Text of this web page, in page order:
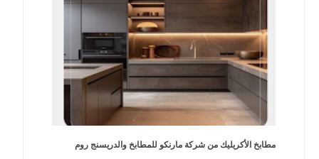
مطابخ الأكريليك من شركة مارنكو للمطابخ والدريسنج روم